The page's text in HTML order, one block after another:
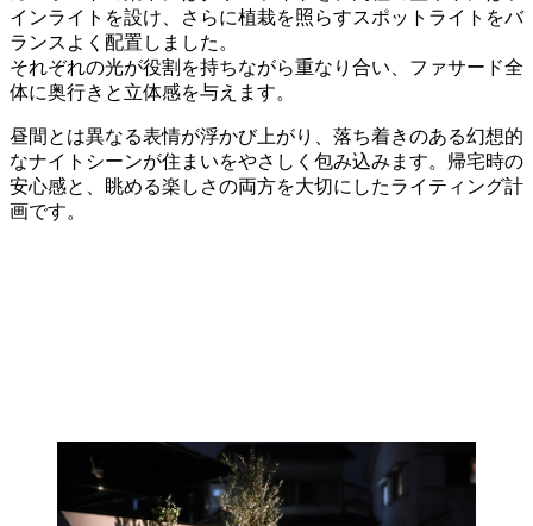
インライトを設け、さらに植栽を照らすスポットライトをバ
ランスよく配置しました。
それぞれの光が役割を持ちながら重なり合い、ファサード全
体に奥行きと立体感を与えます。
昼間とは異なる表情が浮かび上がり、落ち着きのある幻想的
なナイトシーンが住まいをやさしく包み込みます。帰宅時の
安心感と、眺める楽しさの両方を大切にしたライティング計
画です。